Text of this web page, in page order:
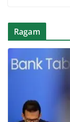
Ragam